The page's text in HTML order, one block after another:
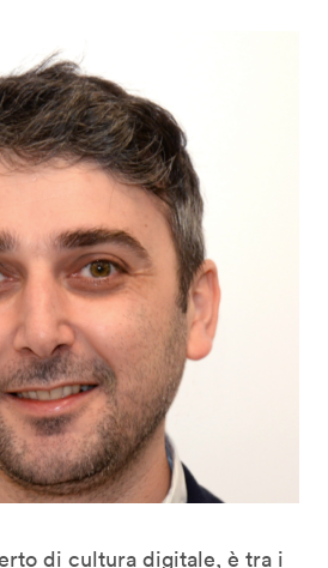
di cultura digitale, è tra i